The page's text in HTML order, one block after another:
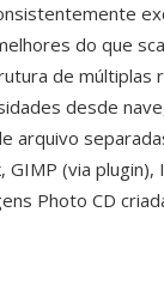
do que
de múltiplas
desde
arquivo
GIMP (via plugin),
Photo CD